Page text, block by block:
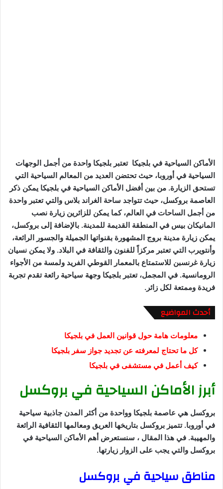
الأماكن السياحية في بلجيكا تعتبر بلجيكا واحدة من أجمل الوجهات
السياحية في أوروبا، حيث تحتضن العديد من المعالم السياحية التي
تستحق الزيارة. من بين أفضل الأماكن السياحية في بلجيكا يمكن ذكر
العاصمة بروكسل، حيث تتواجد ساحة الغراند بلاس والتي تعتبر واحدة
من أجمل الساحات في العالم، كما يمكن للزائرين زيارة نصب
المانيكان بيس في المنطقة القديمة للمدينة. بالإضافة إلى بروكسل،
يمكن زيارة مدينة بروج المشهورة بقنواتها الجميلة والجسور الرائعة،
وأنتويرب التي تعتبر مركزاً للفنون والثقافة في البلاد. ولا يمكن نسيان
زيارة غرنسبن للاستمتاع بالمعمار القوطي الفريد ولمسة من الأجواء
الرومانسية. في المجمل، تعتبر بلجيكا وجهة سياحية رائعة تقدم تجربة
فريدة وممتعة لكل زائر.
أحدث المواضيع
معلومات هامة حول قوانين العمل في بلجيكا
كل ما تحتاج لمعرفته عن تجديد جواز سفر بلجيكا
كيف أعمل في مستشفى في بلجيكا
أبرز الأماكن السياحية في بروكسل
بروكسل هي عاصمة بلجيكا وواحدة من أكثر المدن جاذبية سياحية
في أوروبا. تتميز بروكسل بتاريخها العريق ومعالمها الثقافية الرائعة
والمهيبة. في هذا المقال ، سنستعرض أهم الأماكن السياحية في
بروكسل والتي يجب على الزوار زيارتها.
مناطق سياحية في بروكسل